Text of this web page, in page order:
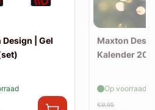
| Gel
Maxton
Kalender
€9,95
Op voorraad